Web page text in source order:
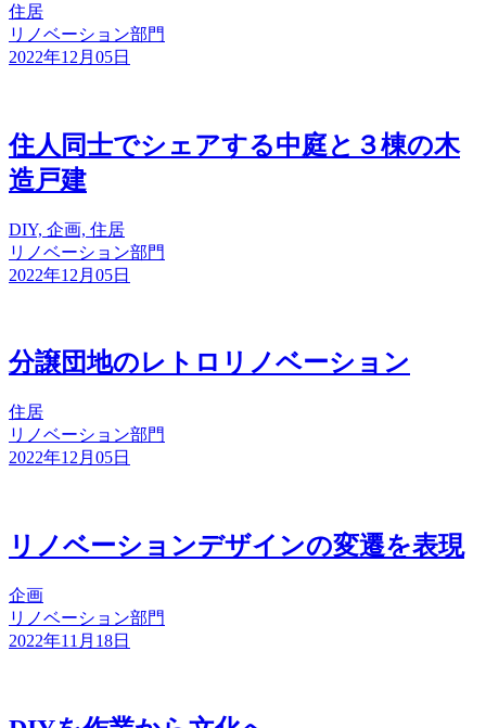
住居
リノベーション部門
2022年12月05日
住人同士でシェアする中庭と３棟の木
造戸建
DIY, 企画, 住居
リノベーション部門
2022年12月05日
分譲団地のレトロリノベーション
住居
リノベーション部門
2022年12月05日
リノベーションデザインの変遷を表現
企画
リノベーション部門
2022年11月18日